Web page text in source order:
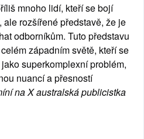
mnoho lidí, kteří se bojí
rozšířené představě, že je
odborníkům. Tuto představu
západním světě, kteří se
superkomplexní problém,
nuancí a přesností
na X australská publicistka